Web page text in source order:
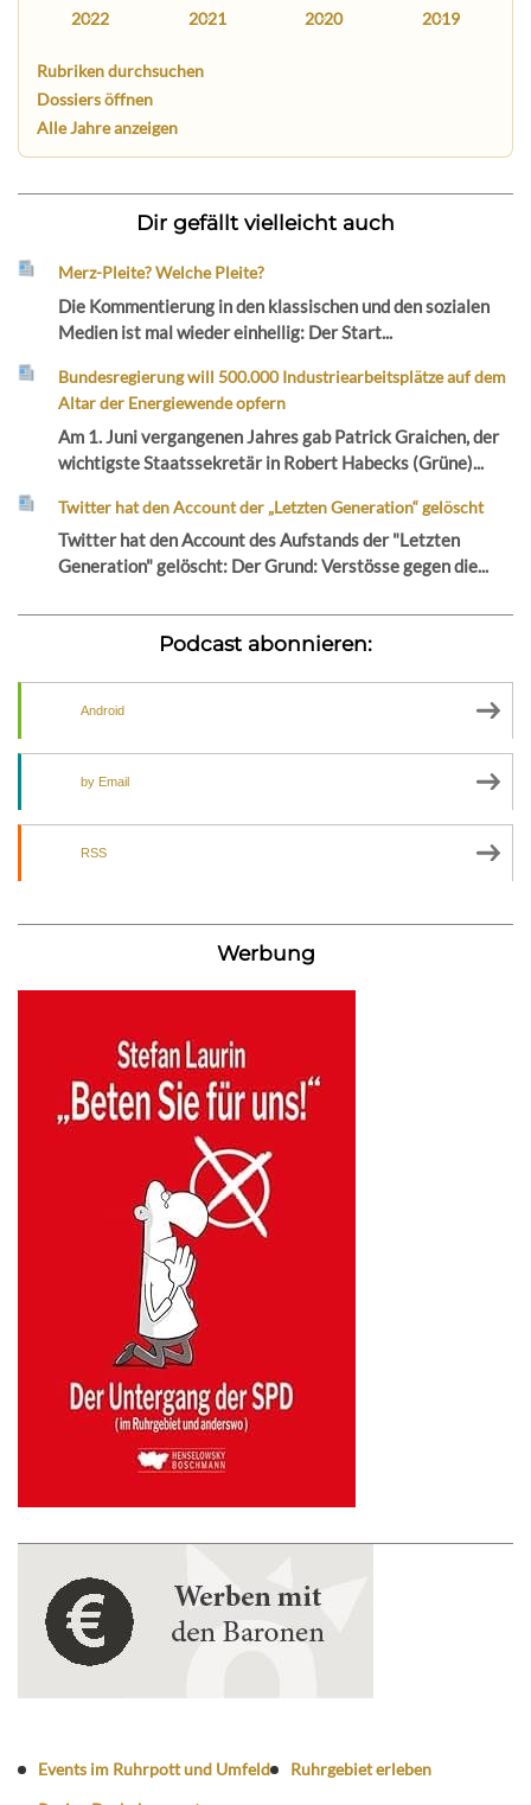
2022 2021 2020 2019
Rubriken durchsuchen
Dossiers öffnen
Alle Jahre anzeigen
Dir gefällt vielleicht auch
Merz-Pleite? Welche Pleite?
Die Kommentierung in den klassischen und den sozialen
Medien ist mal wieder einhellig: Der Start...
Bundesregierung will 500.000 Industriearbeitsplätze auf dem
Altar der Energiewende opfern
Am 1. Juni vergangenen Jahres gab Patrick Graichen, der
wichtigste Staatssekretär in Robert Habecks (Grüne)...
Twitter hat den Account der „Letzten Generation“ gelöscht
Twitter hat den Account des Aufstands der "Letzten
Generation" gelöscht: Der Grund: Verstösse gegen die...
Podcast abonnieren:
Android
by Email
RSS
Werbung
Events im Ruhrpott und Umfeld
Ruhrgebiet erleben